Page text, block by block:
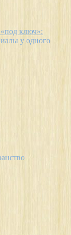
ключ»:
у одного